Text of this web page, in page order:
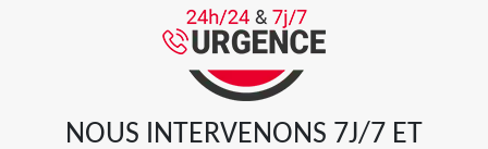
NOUS INTERVENONS 7J/7 ET